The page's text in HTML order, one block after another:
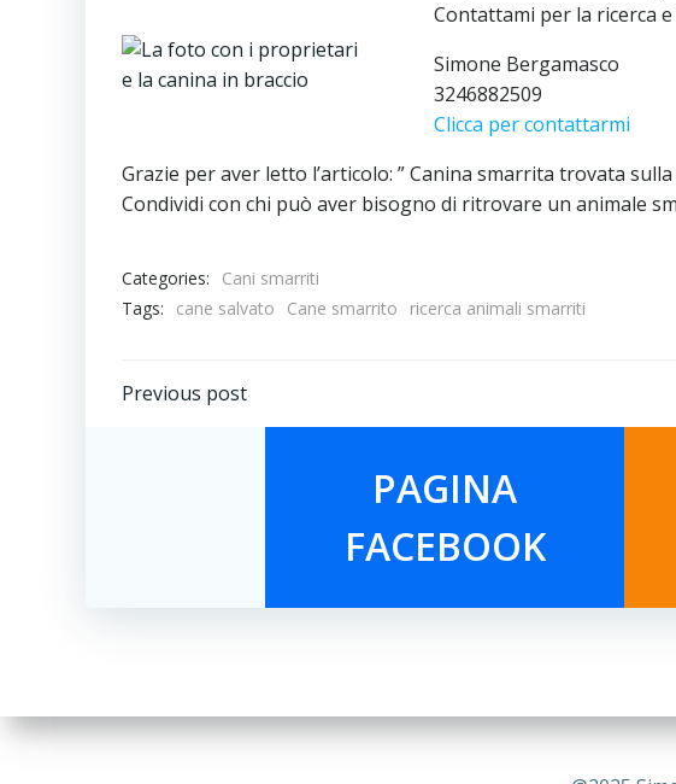
Contattami per la ricerca
Simone Bergamasco
3246882509
Clicca per contattarmi
Grazie per aver letto l’articolo: ” Canina smarrita trovata
Condividi con chi può aver bisogno di ritrovare un animale
Categories:
Cani smarriti
Tags:
cane salvato Cane smarrito ricerca animali smarriti
Navigazione
Previous post
PAGINA
FACEBOOK